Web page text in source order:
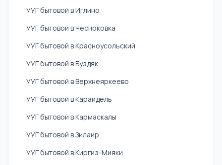
УУГ бытовой в Иглино
УУГ бытовой в Чесноковка
УУГ бытовой в Красноусольский
УУГ бытовой в Буздяк
УУГ бытовой в Верхнеяркеево
УУГ бытовой в Караидель
УУГ бытовой в Кармаскалы
УУГ бытовой в Зилаир
УУГ бытовой в Киргиз-Мияки